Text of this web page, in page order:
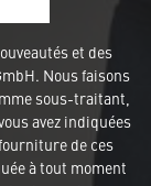
et des
Nous faisons
sous-traitant,
avez indiquées
de ces
à tout moment